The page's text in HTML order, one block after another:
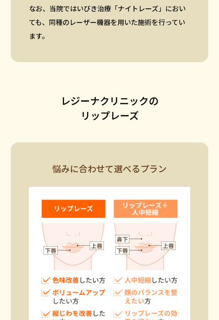
なお、当院ではいびき治療「ナイトレーズ」におい
ても、同種のレーザー機器を用いた施術を行ってい
ます。
レジーナクリニックの
リップレーズ
悩みに合わせて選べるプラン